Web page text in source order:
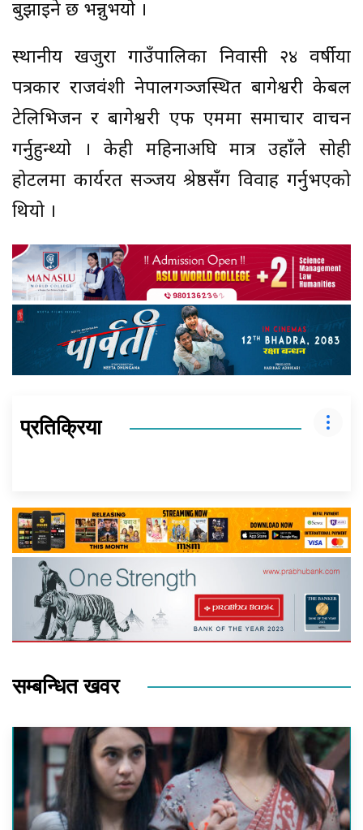
बुझाइने छ भन्नुभयो ।
स्थानीय खजुरा गाउँपालिका निवासी २४ वर्षीया
पत्रकार राजवंशी नेपालगञ्जस्थित बागेश्वरी केबल
टेलिभिजन र बागेश्वरी एफ एममा समाचार वाचन
गर्नुहुन्थ्यो । केही महिनाअघि मात्र उहाँले सोही
होटलमा कार्यरत सञ्जय श्रेष्ठसँग विवाह गर्नुभएको
थियो ।
प्रतिक्रिया
सम्बन्धित खवर